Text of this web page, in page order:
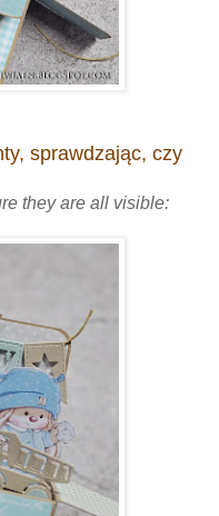
sprawdzając, czy
they are all visible: